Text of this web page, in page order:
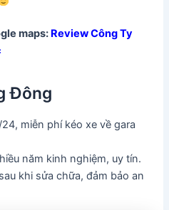
maps: Review Công Ty
Đông
miễn phí kéo xe về gara
năm kinh nghiệm, uy tín.
khi sửa chữa, đảm bảo an